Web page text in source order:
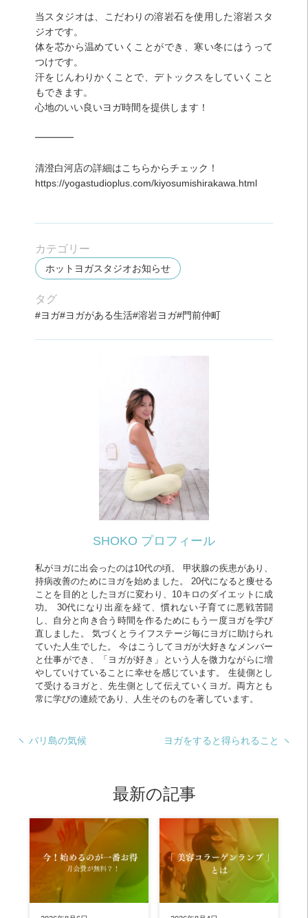
当スタジオは、こだわりの溶岩石を使用した溶岩スタ
ジオです。
体を芯から温めていくことができ、寒い冬にはうって
つけです。
汗をじんわりかくことで、デトックスをしていくこと
もできます。
心地のいい良いヨガ時間を提供します！
━━━━
清澄白河店の詳細はこちらからチェック！
https://yogastudioplus.com/kiyosumishirakawa.html
カテゴリー
ホットヨガスタジオお知らせ
タグ
ヨガ ヨガがある生活 溶岩ヨガ 門前仲町
SHOKO プロフィール
私がヨガに出会ったのは10代の頃。 甲状腺の疾患があり、
持病改善のためにヨガを始めました。 20代になると痩せる
ことを目的としたヨガに変わり、10キロのダイエットに成
功。 30代になり出産を経て、慣れない子育てに悪戦苦闘
し、自分と向き合う時間を作るためにもう一度ヨガを学び
直しました。 気づくとライフステージ毎にヨガに助けられ
ていた人生でした。 今はこうしてヨガが大好きなメンバー
と仕事ができ、「ヨガが好き」という人を微力ながらに増
やしていけていることに幸せを感じています。 生徒側とし
て受けるヨガと、先生側として伝えていくヨガ。両方とも
常に学びの連続であり、人生そのものを著しています。
バリ島の気候 ヨガをすると得られること
最新の記事